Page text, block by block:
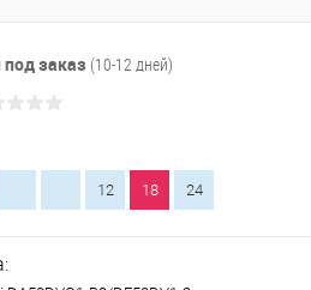
под заказ (10-12 дней)
12 18 24